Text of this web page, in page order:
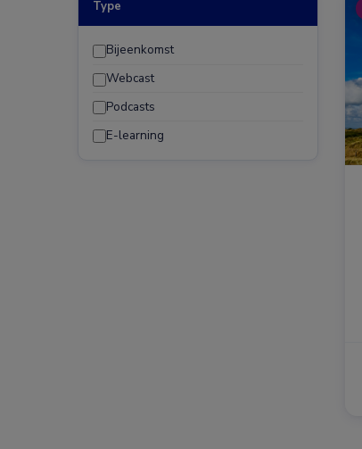
Type
Bijeenkomst
Webcast
Podcasts
E-learning